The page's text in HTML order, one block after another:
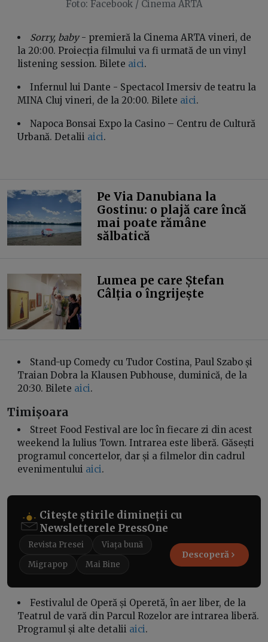
Foto: Facebook / Cinema ARTA
Sorry, baby- premieră la Cinema ARTA vineri, de
la 20:00. Proiecția filmului va fi urmată de un vinyl
listening session. Bilete aici.
Infernul lui Dante - Spectacol Imersiv de teatru la
MINA Cluj vineri, de la 20:00. Bilete aici.
Napoca Bonsai Expo la Casino – Centru de Cultură
Urbană. Detalii aici.
Pe Via Danubiana la
Gostinu: o plajă care încă
mai poate rămâne
sălbatică
Lumea pe care Ștefan
Câlția o îngrijește
Stand-up Comedy cu Tudor Costina, Paul Szabo și
Traian Dobra la Klausen Pubhouse, duminică, de la
20:30. Bilete aici.
Timișoara
Street Food Festival are loc în fiecare zi din acest
weekend la Iulius Town. Intrarea este liberă. Găsești
programul concertelor, dar și a filmelor din cadrul
evenimentului aici.
Citește știrile dimineții cu
Newsletterele PressOne
Revista Presei
Viața bună
Migrapop
Mai Bine
Descoperă
Festivalul de Operă și Operetă, în aer liber, de la
Teatrul de vară din Parcul Rozelor are intrarea liberă.
Programul și alte detalii aici.